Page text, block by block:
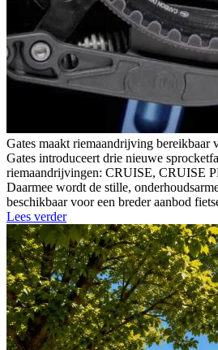
Gates maakt riemaandrijving bereikbaar
Gates introduceert drie nieuwe
riemaandrijvingen: CRUISE, CRUISE
Daarmee wordt de stille,
beschikbaar voor een breder aanbod
Lees verder